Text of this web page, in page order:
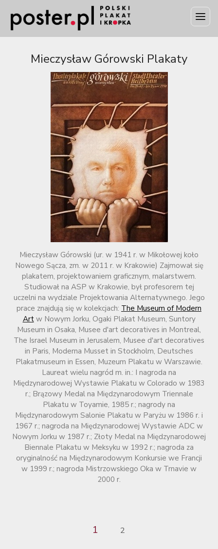
Mieczysław Górowski Plakaty
Mieczysław Górowski (ur. w 1941 r. w Mikołowej koło
Nowego Sącza, zm. w 2011 r. w Krakowie) Zajmował się
plakatem, projektowaniem graficznym, malarstwem.
Studiował na ASP w Krakowie, był profesorem tej
uczelni na wydziale Projektowania Alternatywnego. Jego
prace znajdują się w kolekcjach: The Museum of Modern
Artw Nowym Jorku, Ogaki Plakat Museum, Suntory
Museum in Osaka, Musee d'art decoratives in Montreal,
The Israel Museum in Jerusalem, Musee d'art decoratives
in Paris, Moderna Musset in Stockholm, Deutsches
Plakatmuseum in Essen, Muzeum Plakatu w Warszawie.
Laureat wielu nagród m. in.: I nagroda na
Międzynarodowej Wystawie Plakatu w Colorado w 1983
r.; Brązowy Medal na Międzynarodowym Triennale
Plakatu w Toyamie, 1985 r.; nagrody na
Międzynarodowym Salonie Plakatu w Paryżu w 1986 r. i
1967 r.; nagroda na Międzynarodowej Wystawie ADC w
Nowym Jorku w 1987 r.; Złoty Medal na Międzynarodowej
Biennale Plakatu w Meksyku w 1992 r.; nagroda za
oryginalność na Międzynarodowym Konkursie we Francji
w 1999 r.; nagroda Mistrzowskiego Oka w Trnavie w
2000 r.
1 2